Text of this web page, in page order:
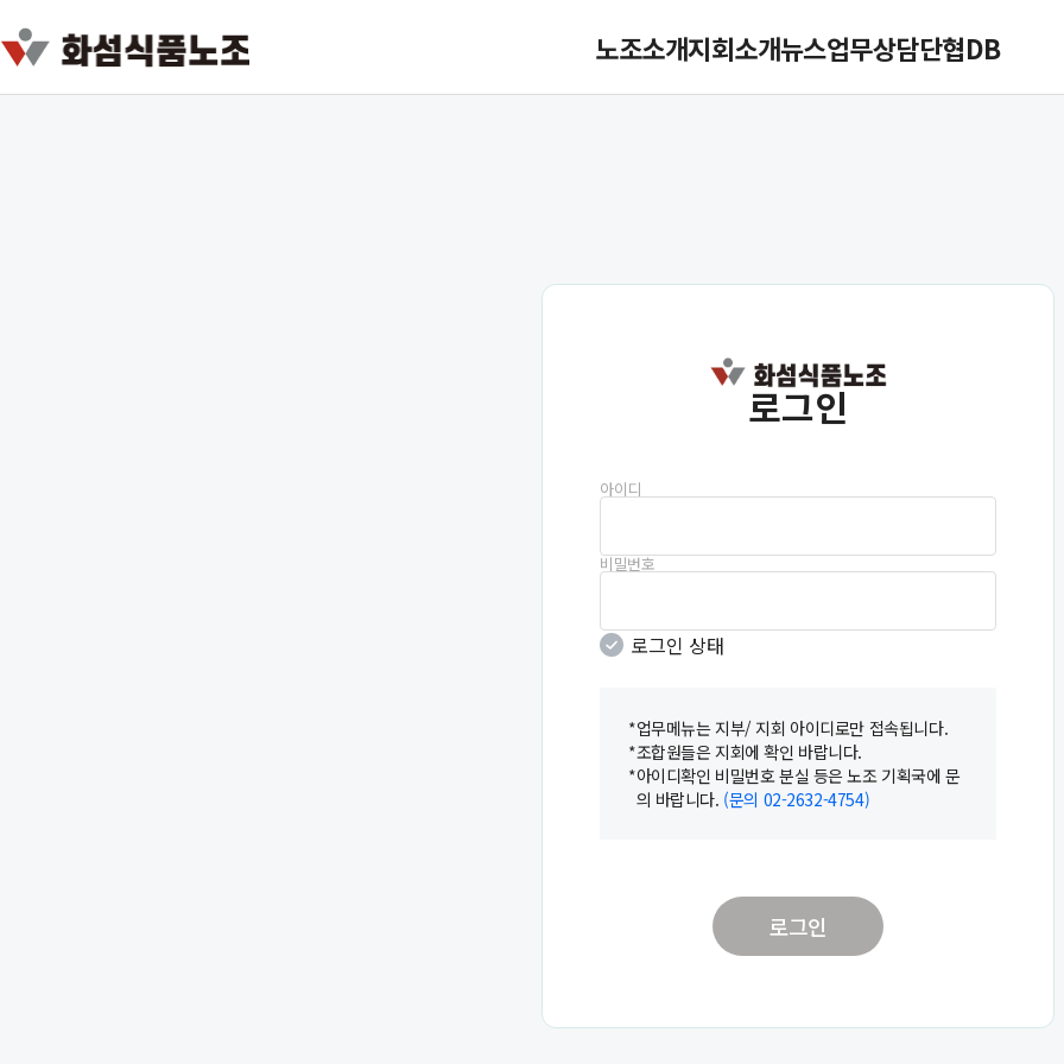
노조소개지회소개뉴스업무상담단협DB
로그인
아이디
비밀번호
로그인 상태
*업무메뉴는 지부/ 지회 아이디로만 접속됩니다.
*조합원들은 지회에 확인 바랍니다.
*아이디확인 비밀번호 분실 등은 노조 기획국에 문
의 바랍니다. (문의 02-2632-4754)